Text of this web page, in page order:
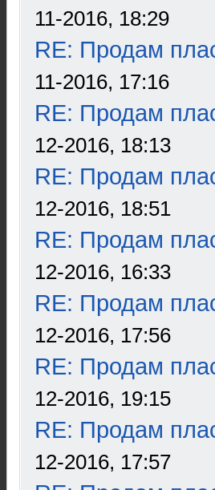
11-2016, 18:29
RE: Продам
11-2016, 17:16
RE: Продам
12-2016, 18:13
RE: Продам
12-2016, 18:51
RE: Продам
12-2016, 16:33
RE: Продам
12-2016, 17:56
RE: Продам
12-2016, 19:15
RE: Продам
12-2016, 17:57